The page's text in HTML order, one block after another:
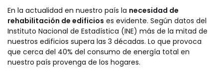
En la actualidad en nuestro país la necesidad de
rehabilitación de edificios es evidente. Según datos del
Instituto Nacional de Estadística (INE) más de la mitad de
nuestros edificios supera las 3 décadas. Lo que provoca
que cerca del 40% del consumo de energía total en
nuestro país provenga de los hogares.